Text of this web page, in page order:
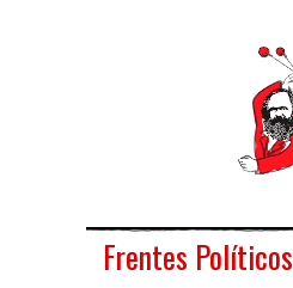
Frentes Políticos